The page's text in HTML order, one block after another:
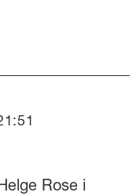
Rose i